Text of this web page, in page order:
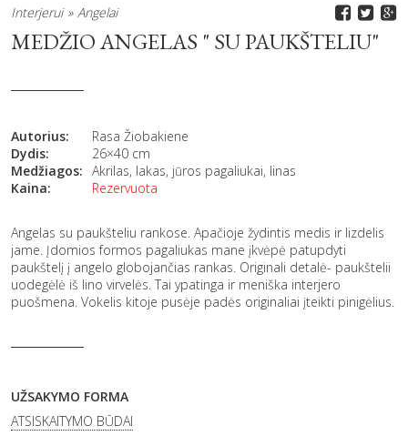
Interjerui Angelai
MEDŽIO ANGELAS " SU PAUKŠTELIU"
Autorius:
Rasa Žiobakiene
Dydis:
26×40 cm
Medžiagos: Akrilas, lakas, jūros pagaliukai, linas
Kaina:
Rezervuota
Angelas su paukšteliu rankose. Apačioje žydintis medis ir lizdelis
jame. Įdomios formos pagaliukas mane įkvėpė patupdyti
paukštelį į angelo globojančias rankas. Originali detalė- paukštelii
uodegėlė iš lino virvelės. Tai ypatinga ir meniška interjero
puošmena. Vokelis kitoje pusėje padės originaliai įteikti pinigėlius.
UŽSAKYMO FORMA
ATSISKAITYMO BŪDAI